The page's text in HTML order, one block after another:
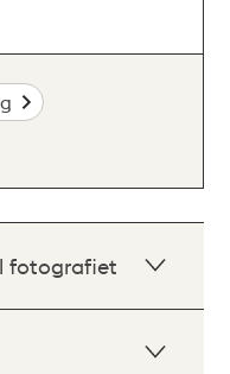
fotografiet